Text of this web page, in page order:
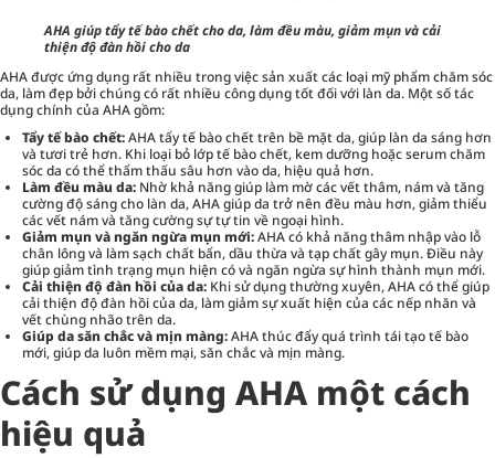
AHA giúp tẩy tế bào chết cho da, làm đều màu, giảm mụn và cải
thiện độ đàn hồi cho da
AHA được ứng dụng rất nhiều trong việc sản xuất các loại mỹ phẩm chăm sóc
da, làm đẹp bởi chúng có rất nhiều công dụng tốt đối với làn da. Một số tác
dụng chính của AHA gồm:
Tẩy tế bào chết:AHA tẩy tế bào chết trên bề mặt da, giúp làn da sáng hơn
và tươi trẻ hơn. Khi loại bỏ lớp tế bào chết, kem dưỡng hoặc serum chăm
sóc da có thể thẩm thấu sâu hơn vào da, hiệu quả hơn.
Làm đều màu da: Nhờ khả năng giúp làm mờ các vết thâm, nám và tăng
cường độ sáng cho làn da, AHA giúp da trở nên đều màu hơn, giảm thiểu
các vết nám và tăng cường sự tự tin về ngoại hình.
Giảm mụn và ngăn ngừa mụn mới:AHA có khả năng thâm nhập vào lỗ
chân lông và làm sạch chất bẩn, dầu thừa và tạp chất gây mụn. Điều này
giúp giảm tình trạng mụn hiện có và ngăn ngừa sự hình thành mụn mới.
Cải thiện độ đàn hồi của da: Khi sử dụng thường xuyên, AHA có thể giúp
cải thiện độ đàn hồi của da, làm giảm sự xuất hiện của các nếp nhăn và
vết chùng nhão trên da.
Giúp da săn chắc và mịn màng:AHA thúc đẩy quá trình tái tạo tế bào
mới, giúp da luôn mềm mại, săn chắc và mịn màng.
Cách sử dụng AHA một cách
hiệu quả